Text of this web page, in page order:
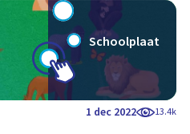
Schoolplaat
1 dec 2022 13.4k